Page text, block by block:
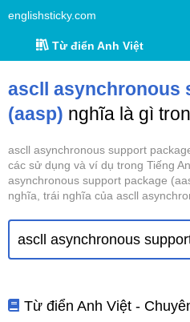
englishsticky.com
Từ điển Anh Việt
ascll asynchronous
(aasp) nghĩa là gì
ascll asynchronous support
các sử dụng và ví dụ trong Tiếng
asynchronous support package
nghĩa, trái nghĩa của ascll
Từ điển Anh Việt -